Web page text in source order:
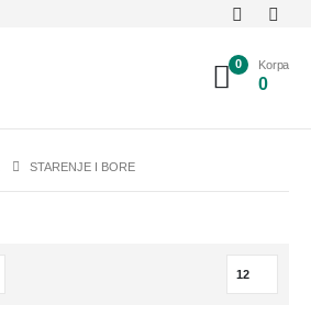
0 Korpa
0
STARENJE I BORE